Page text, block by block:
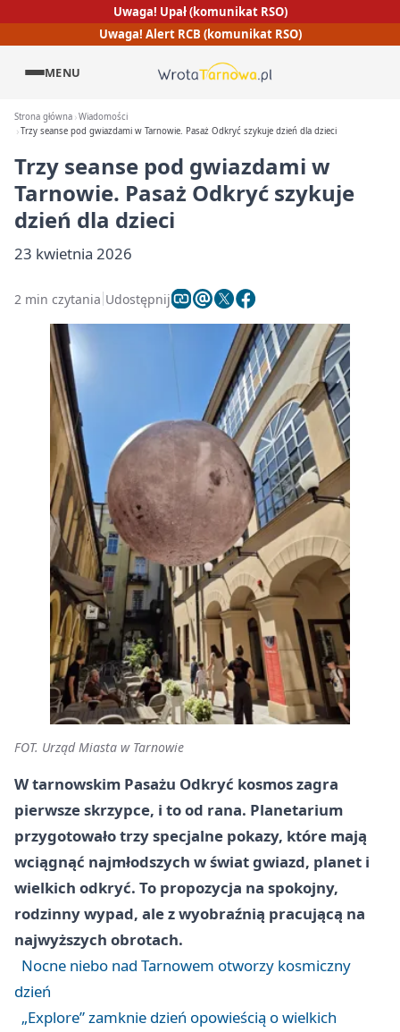
Uwaga! Upał (komunikat RSO)
Uwaga! Alert RCB (komunikat RSO)
MENU
Strona główna Wiadomości
Trzy seanse pod gwiazdami w Tarnowie. Pasaż Odkryć szykuje dzień dla dzieci
Trzy seanse pod gwiazdami w
Tarnowie. Pasaż Odkryć szykuje
dzień dla dzieci
23 kwietnia 2026
2 min czytania Udostępnij
FOT. Urząd Miasta w Tarnowie
W tarnowskim Pasażu Odkryć kosmos zagra
pierwsze skrzypce, i to od rana. Planetarium
przygotowało trzy specjalne pokazy, które mają
wciągnąć najmłodszych w świat gwiazd, planet i
wielkich odkryć. To propozycja na spokojny,
rodzinny wypad, ale z wyobraźnią pracującą na
najwyższych obrotach.
Nocne niebo nad Tarnowem otworzy kosmiczny
dzień
„Explore” zamknie dzień opowieścią o wielkich